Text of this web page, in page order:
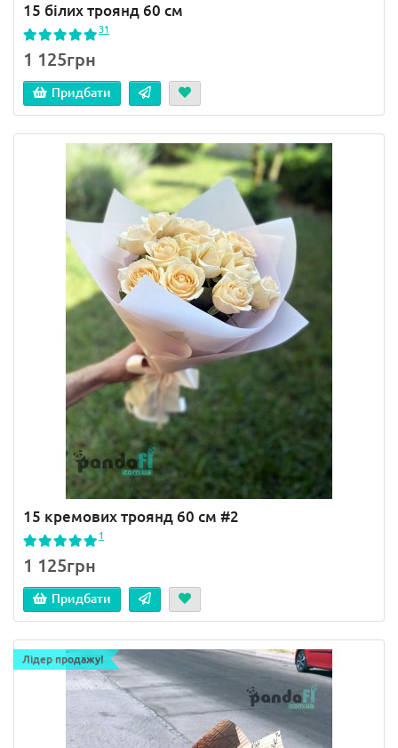
15 білих троянд 60 см
31
1 125грн
Придбати
15 кремових троянд 60 см #2
1
1 125грн
Придбати
Лідер продажу!